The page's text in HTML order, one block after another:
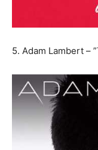
5. Adam Lambert –